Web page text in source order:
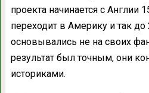
проекта начинается с Англии
переходит в Америку и так до
основывались не на своих
результат был точным, они
историками.